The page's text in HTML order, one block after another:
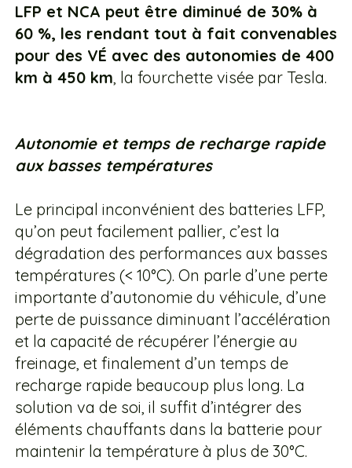
LFP et NCA peut être diminué de 30% à
60 %, les rendant tout à fait convenables
pour des VÉ avec des autonomies de 400
km à 450 km , la fourchette visée par Tesla.
Autonomie et temps de recharge rapide
aux basses températures
Le principal inconvénient des batteries LFP,
qu’on peut facilement pallier, c’est la
dégradation des performances aux basses
températures (< 10°C). On parle d’une perte
importante d’autonomie du véhicule, d’une
perte de puissance diminuant l’accélération
et la capacité de récupérer l’énergie au
freinage, et finalement d’un temps de
recharge rapide beaucoup plus long. La
solution va de soi, il suffit d’intégrer des
éléments chauffants dans la batterie pour
maintenir la température à plus de 30°C.